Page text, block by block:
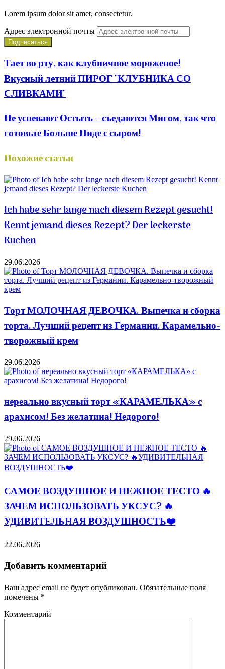
Lorem ipsum dolor sit amet, consectetur.
Адрес электронной почты
Тает во рту, как клубничное мороженое!
Вкусный летний ПИРОГ "КЛУБНИКА СО
СЛИВКАМИ"
Не успевают Остыть – съедаются Мигом, так что
готовьте Больше Пиде с сыром!
Похожие статьи
Ich habe sehr lange nach diesem Rezept gesucht!
Kennt jemand dieses Rezept? Der leckerste
Kuchen
29.06.2026
Торт МОЛОЧНАЯ ДЕВОЧКА. Выпечка и сборка
торта. Лучший рецепт из Германии. Карамельно-
творожный крем
29.06.2026
нереально вкусный торт «КАРАМЕЛЬКА» с
арахисом! Без желатина! Недорого!
29.06.2026
САМОЕ ВОЗДУШНОЕ И НЕЖНОЕ ТЕСТО 🔥
ЗАЧЕМ ИСПОЛЬЗОВАТЬ УКСУС? 🔥
УДИВИТЕЛЬНАЯ ВОЗДУШНОСТЬ❤️
22.06.2026
Добавить комментарий
Ваш адрес email не будет опубликован. Обязательные поля
помечены *
Комментарий